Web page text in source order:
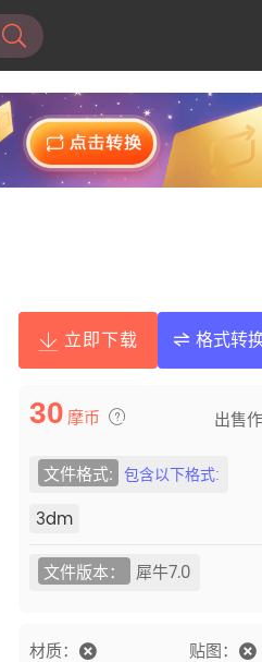
立即下载 格式转
30 摩币 出售
文件格式: 包含以下格式:
3dm
文件版本： 犀牛7.0
材质： 贴图：